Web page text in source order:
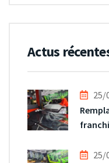
Actus
25/
25/